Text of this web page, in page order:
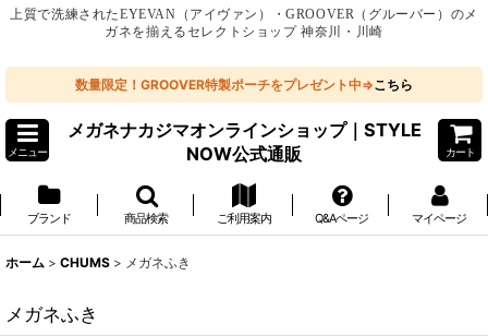
上質で洗練されたEYEVAN（アイヴァン）・GROOVER（グルーバー）のメ
ガネを揃えるセレクトショップ 神奈川・川崎
数量限定！GROOVER特製ポーチをプレゼント中⇒こちら
メニュー
メガネナカジマオンラインショップ｜STYLE
NOW公式通販
カート
ブランド 商品検索 ご利用案内 Q&Aページ マイページ
ホーム > CHUMS > メガネふき
メガネふき